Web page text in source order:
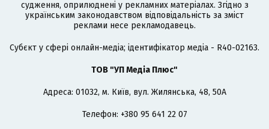
судження, оприлюднені у рекламних матеріалах. Згідно з
українським законодавством відповідальність за зміст
реклами несе рекламодавець.
Cубєкт у сфері онлайн-медіа; ідентифікатор медіа - R40-02163.
ТОВ "УП Медіа Плюс"
Адреса: 01032, м. Київ, вул. Жилянська, 48, 50А
Телефон: +380 95 641 22 07